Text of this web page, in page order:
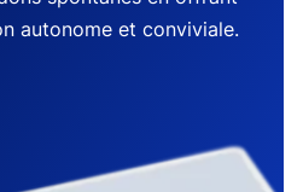
autonome et conviviale.